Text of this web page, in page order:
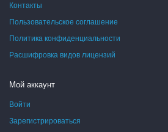
Контакты
Пользовательское соглашение
Политика конфиденциальности
Расшифровка видов лицензий
Мой аккаунт
Войти
Зарегистрироваться